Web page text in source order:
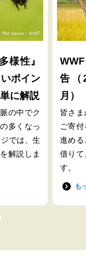
Savoie / WWF
様性』
ポイン
に解説
の中でク
多くなっ
では、生
解説しま
告（
月）
皆さ
ご寄
進める
借りて
す。
も